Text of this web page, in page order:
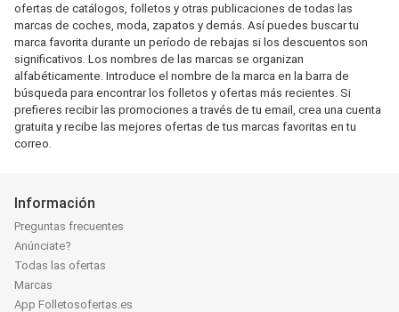
ofertas de catálogos, folletos y otras publicaciones de todas las
marcas de coches, moda, zapatos y demás. Así puedes buscar tu
marca favorita durante un período de rebajas si los descuentos son
significativos. Los nombres de las marcas se organizan
alfabéticamente. Introduce el nombre de la marca en la barra de
búsqueda para encontrar los folletos y ofertas más recientes. Si
prefieres recibir las promociones a través de tu email, crea una cuenta
gratuita y recibe las mejores ofertas de tus marcas favoritas en tu
correo.
Información
Preguntas frecuentes
Anúnciate?
Todas las ofertas
Marcas
App Folletosofertas.es